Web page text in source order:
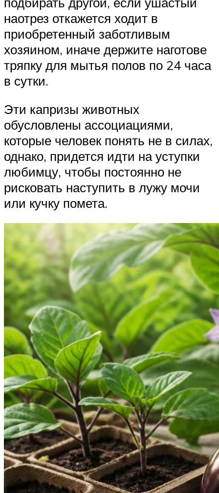
наотрез откажется ходит в
приобретенный заботливым
хозяином, иначе держите наготове
тряпку для мытья полов по 24 часа
в сутки.
Эти капризы животных
обусловлены ассоциациями,
которые человек понять не в силах,
однако, придется идти на уступки
любимцу, чтобы постоянно не
рисковать наступить в лужу мочи
или кучку помета.